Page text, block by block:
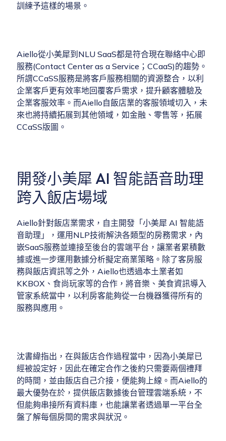
訓練予這樣的場景。
Aiello從小美犀到NLU SaaS都是符合現在聯絡中心即
服務(Contact Center as a Service；CCaaS)的趨勢。
所謂CCaSS服務是將客戶服務相關的資源整合，以利
企業客戶更有效率地回覆客戶需求，提升顧客體驗及
企業客服效率。而Aiello自飯店業的客服領域切入，未
來也將持續拓展到其他領域，如金融、零售等，拓展
CCaSS版圖。
開發小美犀 AI 智能語音助理
跨入飯店場域
Aiello針對飯店業需求，自主開發「小美犀 AI 智能語
音助理」，運用NLP技術解決各類型的房務需求，內
嵌SaaS服務並連接至後台的雲端平台，讓業者累積數
據或進一步運用數據分析擬定商業策略。除了客房服
務與飯店資訊等之外，Aiello也透過本土業者如
KKBOX、食尚玩家等的合作，將音樂、美食資訊導入
管家系統當中，以利房客能夠從一台機器獲得所有的
服務與應用。
沈書緯指出，在與飯店合作過程當中，因為小美犀已
經被設定好，因此在確定合作之後約只需要兩個禮拜
的時間，並由飯店自己介接，便能夠上線。而Aiello的
最大優勢在於，提供飯店數據後台管理雲端系統，不
但能夠串接所有資料庫，也能讓業者透過單一平台全
盤了解每個房間的需求與狀況。